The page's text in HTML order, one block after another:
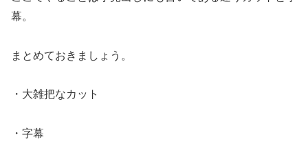
幕。
まとめておきましょう。
・大雑把なカット
・字幕